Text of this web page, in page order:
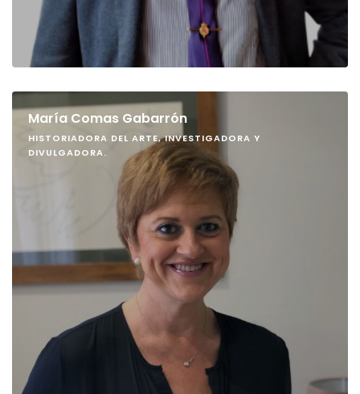
María Comas Gabarrón
HISTORIADORA DEL ARTE, INVESTIGADORA Y
DIVULGADORA.